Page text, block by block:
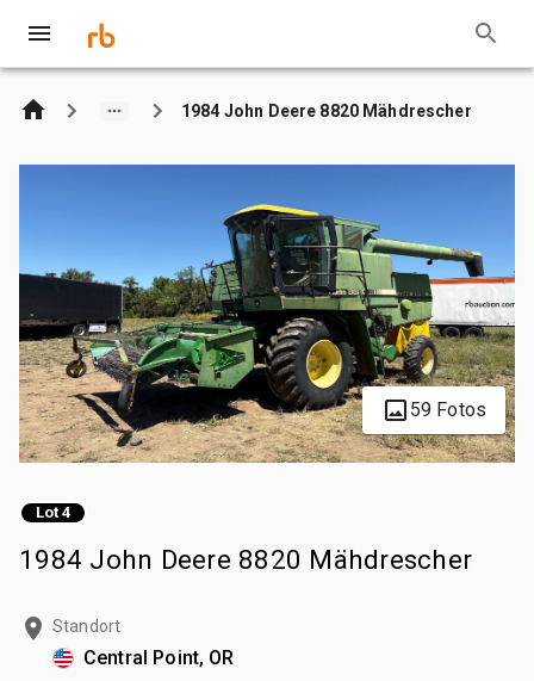
1984 John Deere 8820 Mähdrescher
59 Fotos
Lot 4
1984 John Deere 8820 Mähdrescher
Standort
Central Point, OR